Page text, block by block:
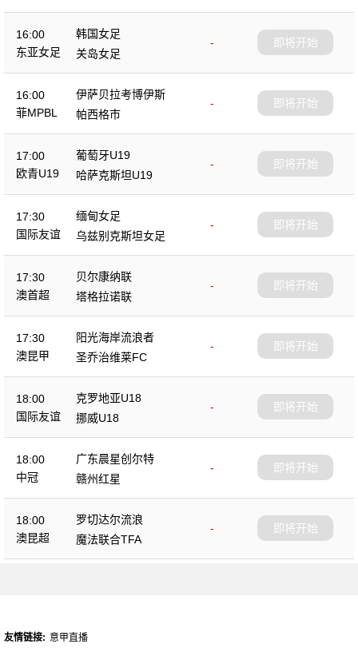
16:00
东亚女足
韩国女足
-
关岛女足
即将开始
16:00
菲MPBL
伊萨贝拉考博伊斯
-
帕西格市
即将开始
17:00
欧青U19
葡萄牙U19
-
哈萨克斯坦U19
即将开始
17:30
国际友谊
缅甸女足
-
乌兹别克斯坦女足
即将开始
17:30
澳首超
贝尔康纳联
-
塔格拉诺联
即将开始
17:30
澳昆甲
阳光海岸流浪者
-
圣乔治维莱FC
即将开始
18:00
国际友谊
克罗地亚U18
-
挪威U18
即将开始
18:00
中冠
广东晨星创尔特
-
赣州红星
即将开始
18:00
澳昆超
罗切达尔流浪
-
魔法联合TFA
即将开始
友情链接: 意甲直播